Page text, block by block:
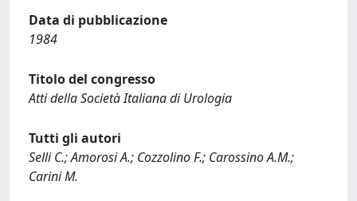
Data di pubblicazione
1984
Titolo del congresso
Atti della Società Italiana di Urologia
Tutti gli autori
Selli C.; Amorosi A.; Cozzolino F.; Carossino A.M.;
Carini M.